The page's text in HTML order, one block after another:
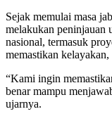
Sejak memulai masa
melakukan peninjauan
nasional, termasuk
memastikan
“Kami ingin
benar mampu
ujarnya.